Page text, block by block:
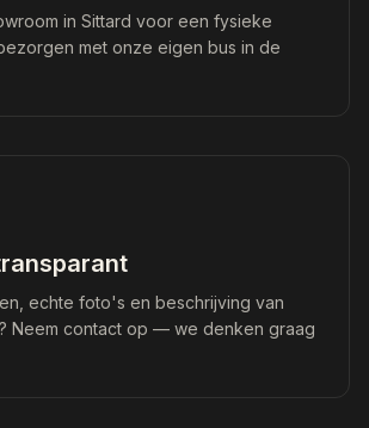
in Sittard voor een fysieke
met onze eigen bus in de
echte foto's en beschrijving van
Neem contact op — we denken graag